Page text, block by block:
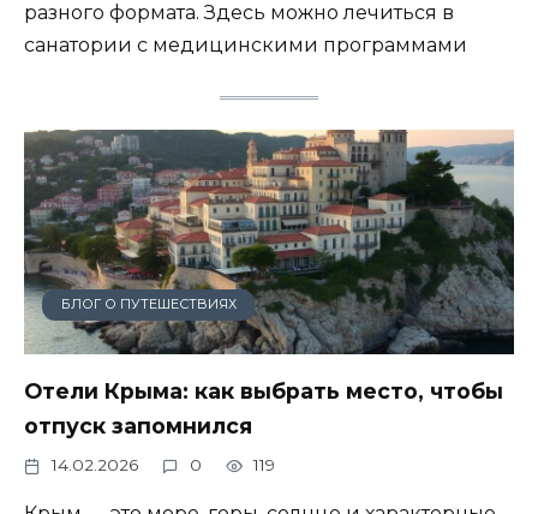
разного формата. Здесь можно лечиться в
санатории с медицинскими программами
БЛОГ О ПУТЕШЕСТВИЯХ
Отели Крыма: как выбрать место, чтобы
отпуск запомнился
14.02.2026 0 119